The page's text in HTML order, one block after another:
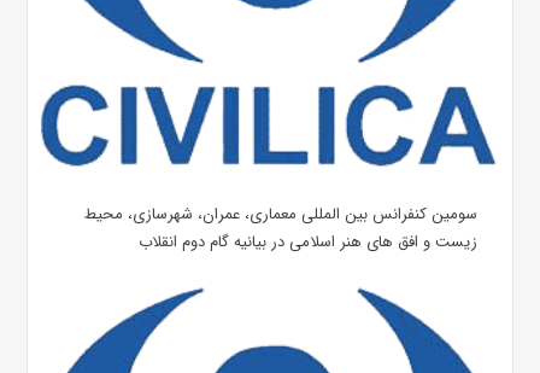
سومین کنفرانس بین المللی معماری، عمران، شهرسازی، محیط
زیست و افق های هنر اسلامی در بیانیه گام دوم انقلاب